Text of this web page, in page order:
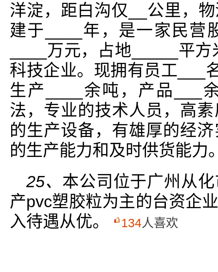
洋淀，距白沟仅__公里，
建于____年，是一家民营
____万元，占地_____平
科技企业。现拥有员工___
生产____余吨，产品___
法，专业的技术人员，高
的生产设备，有雄厚的经
的生产能力和及时供货能力
25、 本公司位于广州从
产pvc塑胶粒为主的台资企
入待遇从优。
134人喜欢